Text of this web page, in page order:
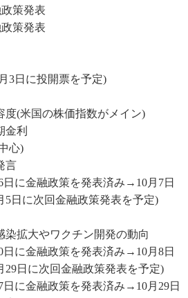
政策発表
策発表
3日に投開票を予定)
度(米国の株価指数がメイン)
金利
心)
言
日に金融政策を発表済み→10月7日
日に次回金融政策発表を予定)
染拡大やワクチン開発の動向
日に金融政策を発表済み→10月8日
日に次回金融政策発表を予定)
日に金融政策を発表済み→10月29日